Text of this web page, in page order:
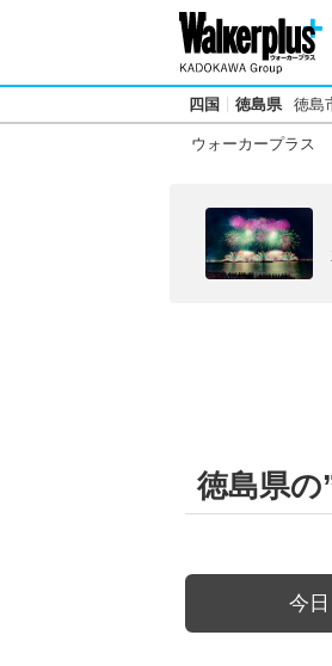
四国 徳島県 徳島
ウォーカープラス
徳島県の
今日